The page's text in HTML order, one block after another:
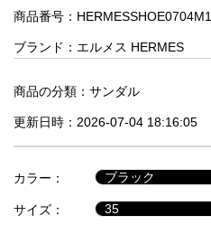
人
気
商
セ
ル
品
商品番号：HERMESSHOE0704M1
ブランド： エルメス HERMES
商品の分類： サンダル
更新日時：2026-07-04 18:16:05
カラー：
サイズ：